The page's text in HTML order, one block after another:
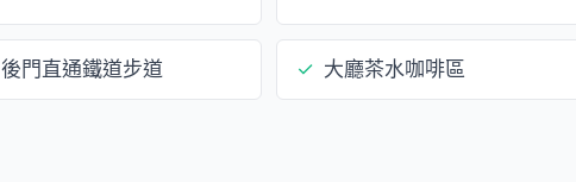
後門直通鐵道步道 ✓ 大廳茶水咖啡區